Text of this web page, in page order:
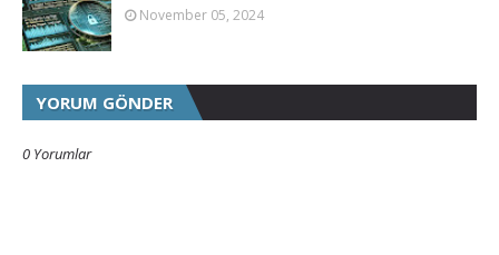
November 05, 2024
YORUM GÖNDER
0 Yorumlar